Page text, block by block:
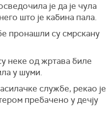
је да је чула
што је кабина пала.
пронашли су смрскану
неке од жртава биле
у шуми.
службе, рекао је
пребачено у дечју